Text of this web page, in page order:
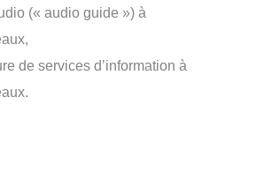
(« audio guide ») à
de services d’information à